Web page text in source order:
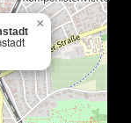
×